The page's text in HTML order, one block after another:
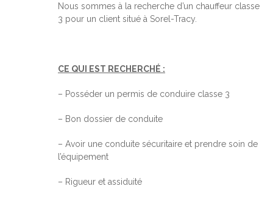
Nous sommes à la recherche d’un chauffeur classe
3 pour un client situé à Sorel-Tracy.
CE QUI EST RECHERCHÉ :
– Posséder un permis de conduire classe 3
– Bon dossier de conduite
– Avoir une conduite sécuritaire et prendre soin de
l’équipement
– Rigueur et assiduité